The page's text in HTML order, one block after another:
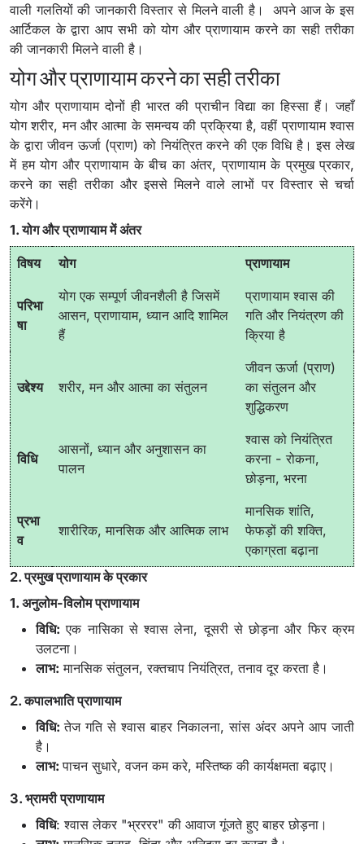
वाली गलतियों की जानकारी विस्तार से मिलने वाली है। अपने आज के इस
आर्टिकल के द्वारा आप सभी को योग और प्राणायाम करने का सही तरीका
की जानकारी मिलने वाली है।
योग और प्राणायाम करने का सही तरीका
योग और प्राणायाम दोनों ही भारत की प्राचीन विद्या का हिस्सा हैं। जहाँ
योग शरीर, मन और आत्मा के समन्वय की प्रक्रिया है, वहीं प्राणायाम श्वास
के द्वारा जीवन ऊर्जा (प्राण) को नियंत्रित करने की एक विधि है। इस लेख
में हम योग और प्राणायाम के बीच का अंतर, प्राणायाम के प्रमुख प्रकार,
करने का सही तरीका और इससे मिलने वाले लाभों पर विस्तार से चर्चा
करेंगे।
1. योग और प्राणायाम में अंतर
विषय योग प्राणायाम
परिभा
षा
योग एक सम्पूर्ण जीवनशैली है जिसमें
आसन, प्राणायाम, ध्यान आदि शामिल
हैं
प्राणायाम श्वास की
गति और नियंत्रण की
क्रिया है
उद्देश्य शरीर, मन और आत्मा का संतुलन
जीवन ऊर्जा (प्राण)
का संतुलन और
शुद्धिकरण
विधि
आसनों, ध्यान और अनुशासन का
पालन
श्वास को नियंत्रित
करना - रोकना,
छोड़ना, भरना
प्रभा
व
शारीरिक, मानसिक और आत्मिक लाभ
मानसिक शांति,
फेफड़ों की शक्ति,
एकाग्रता बढ़ाना
2. प्रमुख प्राणायाम के प्रकार
1. अनुलोम-विलोम प्राणायाम
विधि: एक नासिका से श्वास लेना, दूसरी से छोड़ना और फिर क्रम
उलटना।
लाभ: मानसिक संतुलन, रक्तचाप नियंत्रित, तनाव दूर करता है।
2. कपालभाति प्राणायाम
विधि:तेज गति से श्वास बाहर निकालना, सांस अंदर अपने आप जाती
है।
लाभ:पाचन सुधारे, वजन कम करे, मस्तिष्क की कार्यक्षमता बढ़ाए।
3. भ्रामरी प्राणायाम
विधि: श्वास लेकर "भ्रररर" की आवाज गूंजते हुए बाहर छोड़ना।